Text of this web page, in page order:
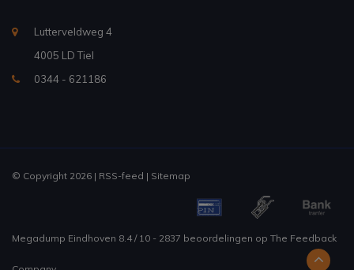
Lutterveldweg 4
4005 LD Tiel
0344 - 621186
© Copyright 2026 | RSS-feed | Sitemap
Megadump Eindhoven 8.4/ 10 - 2837 beoordelingen op The Feedback